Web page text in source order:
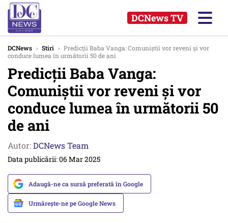
DCNews TV
DCNews › Stiri › Predicții Baba Vanga: Comuniștii vor reveni și vor
conduce lumea în următorii 50 de ani
Predicții Baba Vanga:
Comuniștii vor reveni și vor
conduce lumea în următorii 50
de ani
Autor:DCNews Team
Data publicării: 06 Mar 2025
Adaugă-ne ca sursă preferată în Google
Urmărește-ne pe Google News